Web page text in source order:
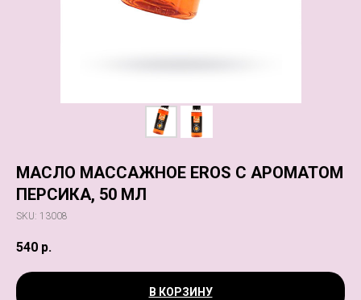
МАСЛО МАССАЖНОЕ EROS C АРОМАТОМ
ПЕРСИКА, 50 МЛ
SKU: 13008
540 р.
В КОРЗИНУ